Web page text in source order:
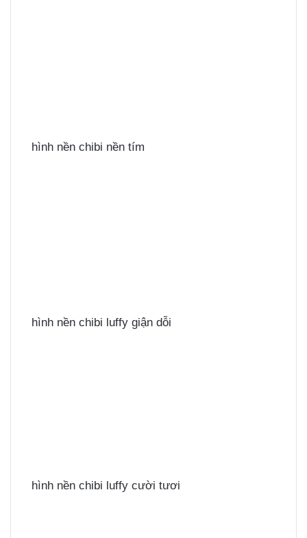
hình nền chibi nền tím
hình nền chibi luffy giận dỗi
hình nền chibi luffy cười tươi